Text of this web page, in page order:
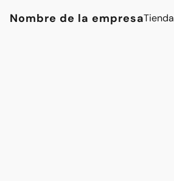
Nombre de la empresaTienda